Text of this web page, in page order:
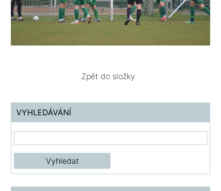
Zpět do složky
VYHLEDÁVÁNÍ